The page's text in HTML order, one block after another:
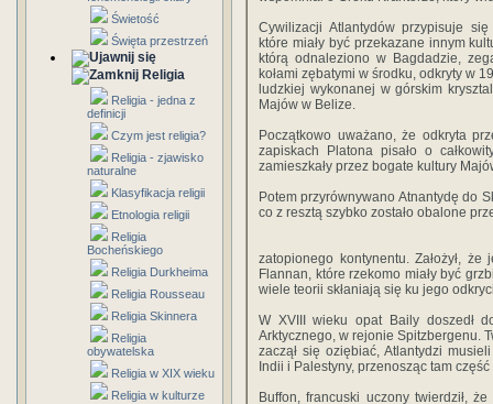
Świetość
Święta przestrzeń
Religia
Religia - jedna z
definicji
Czym jest religia?
Religia - zjawisko
naturalne
Klasyfikacja religii
Etnologia religii
Religia
Bocheńskiego
Religia Durkheima
Religia Rousseau
Religia Skinnera
Religia
obywatelska
Religia w XIX wieku
Religia w kulturze
Cywilizacji Atlantydów przypisuje
które miały być przekazane innym
którą odnaleziono w Bagdadzie,
kołami zębatymi w środku, odkryty w
ludzkiej wykonanej w górskim
Majów w Belize.
Początkowo uważano, że odkryta
zapiskach Platona pisało o
zamieszkały przez bogate kultury
Potem przyrównywano Atnantydę do
co z resztą szybko zostało obalone
zatopionego kontynentu. Założył,
Flannan, które rzekomo miały być
wiele teorii skłaniają się ku jego
W XVIII wieku opat Baily doszedł
Arktycznego, w rejonie Spitzbergenu.
zaczął się oziębiać, Atlantydzi
Indii i Palestyny, przenosząc tam
Buffon, francuski uczony twierdził,